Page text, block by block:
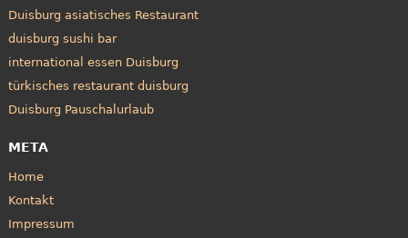
Duisburg asiatisches Restaurant
duisburg sushi bar
international essen Duisburg
türkisches restaurant duisburg
Duisburg Pauschalurlaub
META
Home
Kontakt
Impressum